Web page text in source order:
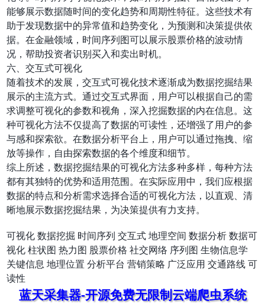
能够展示数据随时间的变化趋势和周期性特征。这些技术有
助于发现数据中的异常值和趋势变化，为预测和决策提供依
据。在金融领域，时间序列图可以展示股票价格的波动情
况，帮助投资者识别买入和卖出时机。
六、交互式可视化
随着技术的发展，交互式可视化技术逐渐成为数据挖掘结果
展示的主流方式。通过交互式界面，用户可以根据自己的需
求调整可视化的参数和视角，深入挖掘数据的内在信息。这
种可视化方法不仅提高了数据的可读性，还增强了用户的参
与感和探索欲。在数据分析平台上，用户可以通过拖拽、缩
放等操作，自由探索数据的各个维度和细节。
综上所述，数据挖掘结果的可视化方法多种多样，每种方法
都有其独特的优势和适用范围。在实际应用中，我们应根据
数据的特点和分析需求选择合适的可视化方法，以直观、清
晰地展示数据挖掘结果，为决策提供有力支持。
可视化 数据挖掘 时间序列 交互式 地理空间 数据分析 数据可
视化 柱状图 热力图 股票价格 社交网络 序列图 生物信息学
关键信息 地理位置 分析平台 营销策略 广泛应用 交通路线 可
读性
蓝天采集器-开源免费无限制云端爬虫系统